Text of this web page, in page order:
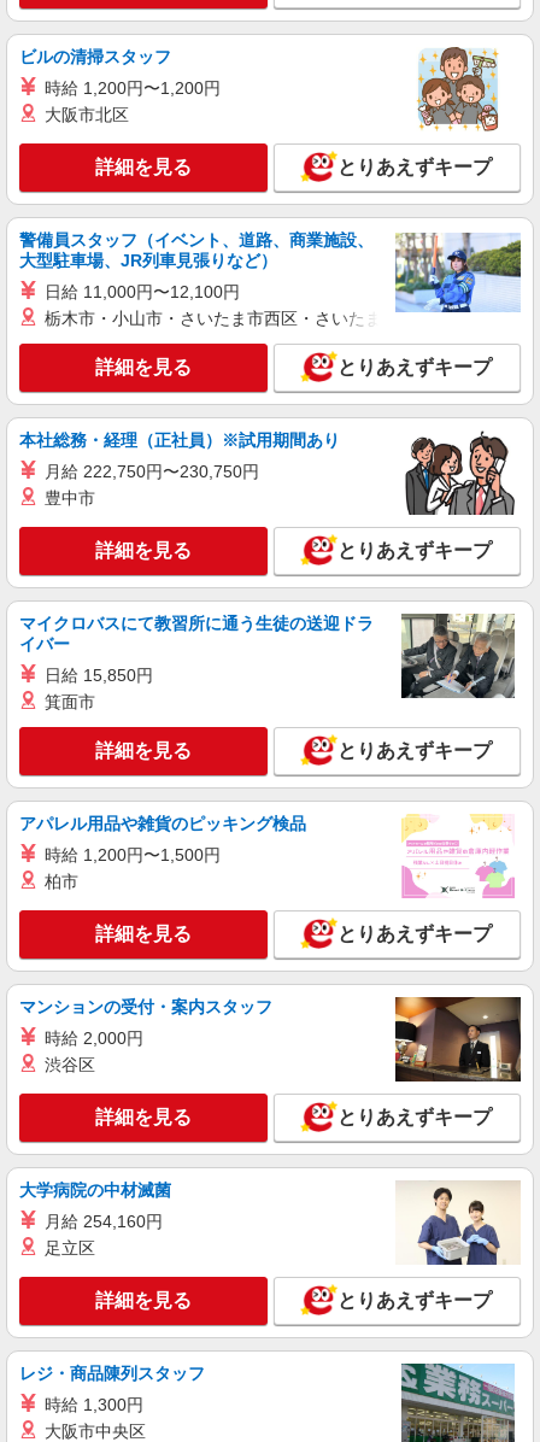
時給1450円〜2062円 ＜日払い有/週払い有/交
通費全支給(ガソリン代含む)＞
最寄り駅：大橋
キープ 詳細を見る
派遣社員
株式会社kotrio /●FK-H-1879932
落ち着いた少人数環境/グループホームで暮ら
しの手伝い◆週3〜OK
時給1450円〜2062円 ＜日払い有/週払い有/交
通費全支給(ガソリン代含む)＞
最寄り駅：大橋
キープ 詳細を見る
派遣社員
株式会社ブレイブ（マイナビグループ）/MD40
介護スタッフ ◆デイサービス、サービス付き
高齢者向け住宅、グループホームなど様々な勤
務先から選べます。
未経験：時給1400〜1600円（資格・経験によ
る） 経験者：時給1600〜1800円（資格・経験によ
る） ◎月収例 時給1800円×1日8時間×22日（週5
日）＝31万6800円 ◆昇給あり ◆支払い方法 ※日
払い/週払い/月払い対応も可能です。詳しくは面談
時にご相談ください。 ◆交通費：別途全額支給 ※
福岡県福岡市南区 【最寄駅】 ◆西鉄天神大牟
田線「井尻駅」 ◆西鉄天神大牟田線「大橋駅」
詳細を見る
＜高宮＞障がい者施設の支援員＊軽作業の見守
りなど＊日払いOK
時給1450円〜2062円 ＜日払い有/週払い有/交
キープ 詳細を見る
派遣社員
株式会社kotrio /●FK-H-2021696
福岡市南区*デイでの生活補助☆新たなスキル
時給1450円〜2062円 ＜日払い有/週払い有/交
通費全支給(ガソリン代含む)＞
最寄り駅：大橋
キープ 詳細を見る
派遣社員
株式会社kotrio /●FK-H-2066816
福岡市南区＊グループホームSTAFF＊経験不
問◎日収1.1万円も可
時給1450円〜2062円 ＜日払い有/週払い有/交
ビルの清掃スタッフ
時給 1,200円〜1,200円
大阪市北区
詳細を見る とりあえずキープ
警備員スタッフ（イベント、道路、商業施設、
大型駐車場、JR列車見張りなど）
日給 11,000円〜12,100円
栃木市・小山市・さいたま市西区・さいたま市岩槻区・久喜市・
詳細を見る とりあえずキープ
本社総務・経理（正社員）※試用期間あり
月給 222,750円〜230,750円
豊中市
詳細を見る とりあえずキープ
マイクロバスにて教習所に通う生徒の送迎ドラ
イバー
日給 15,850円
箕面市
詳細を見る とりあえずキープ
アパレル用品や雑貨のピッキング検品
時給 1,200円〜1,500円
柏市
詳細を見る とりあえずキープ
マンションの受付・案内スタッフ
時給 2,000円
渋谷区
詳細を見る とりあえずキープ
大学病院の中材滅菌
月給 254,160円
足立区
詳細を見る とりあえずキープ
レジ・商品陳列スタッフ
時給 1,300円
大阪市中央区